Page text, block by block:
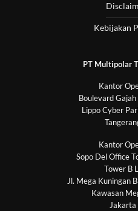
Kebijakan
PT Multipolar
Kantor
Boulevard
Lippo Cyber
Kantor
Sopo Del Office
Tower B
Jl. Mega Kuningan
Kawasan